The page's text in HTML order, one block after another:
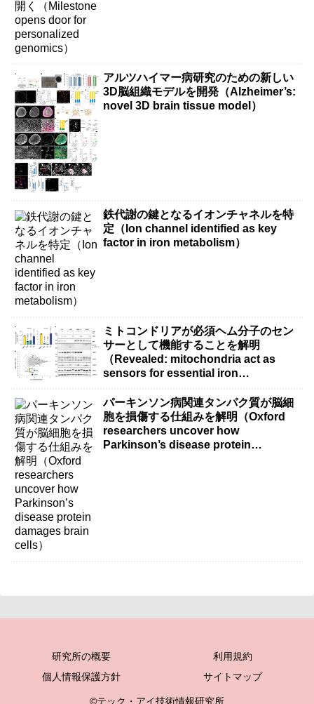
アルツハイマー病研究のための新しい
3D脳組織モデルを開発（Alzheimer’s:
novel 3D brain tissue model）
鉄代謝の鍵となるイオンチャネルを特
定（Ion channel identified as key
factor in iron metabolism）
ミトコンドリアが必須ヘム分子のセン
サーとして機能することを解明
（Revealed: mitochondria act as
sensors for essential iron
パーキンソン病関連タンパク質が脳細
胞を損傷する仕組みを解明（Oxford
researchers uncover how
Parkinson’s disease protein
研究所の概要
利用規約
個人情報保護方針
サイトマップ
©テック・アイ技術情報研究所